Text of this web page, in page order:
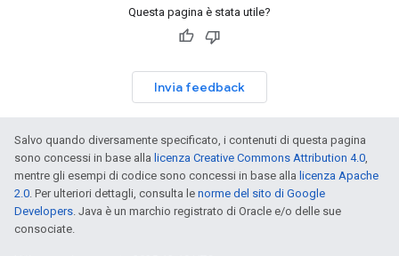
Questa pagina è stata utile?
Invia feedback
Salvo quando diversamente specificato, i contenuti di questa pagina
sono concessi in base alla licenza Creative Commons Attribution 4.0,
mentre gli esempi di codice sono concessi in base alla licenza Apache
2.0. Per ulteriori dettagli, consulta le norme del sito di Google
Developers. Java è un marchio registrato di Oracle e/o delle sue
consociate.